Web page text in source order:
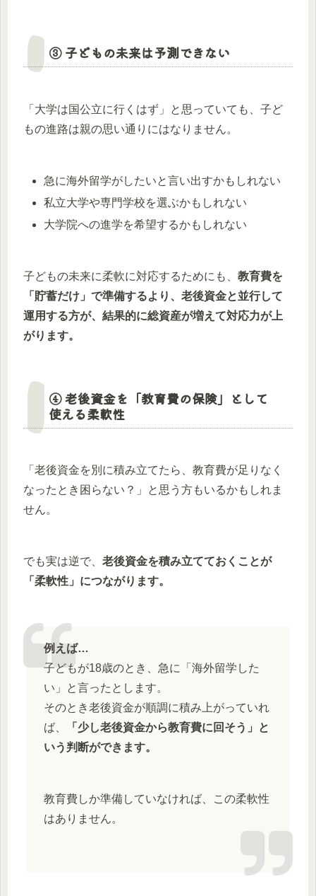
③ 子どもの未来は予測できない
「大学は国公立に行くはず」と思っていても、子ど
もの進路は親の思い通りにはなりません。
急に海外留学がしたいと言い出すかもしれない
私立大学や専門学校を選ぶかもしれない
大学院への進学を希望するかもしれない
子どもの未来に柔軟に対応するためにも、 教育費を
「貯蓄だけ」で準備するより、老後資金と並行して
運用する方が、結果的に総資産が増えて対応力が上
がります。
④ 老後資金を「教育費の保険」として
使える柔軟性
「老後資金を別に積み立てたら、教育費が足りなく
なったとき困らない？」と思う方もいるかもしれま
せん。
でも実は逆で、 老後資金を積み立てておくことが
「柔軟性」につながります。
例えば…
子どもが18歳のとき、急に「海外留学した
い」と言ったとします。
そのとき老後資金が順調に積み上がっていれ
ば、
「少し老後資金から教育費に回そう」と
いう判断ができます。
教育費しか準備していなければ、この柔軟性
はありません。